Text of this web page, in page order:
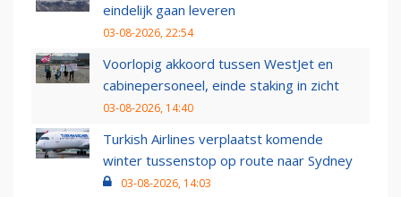
eindelijk gaan leveren
03-08-2026, 22:54
Voorlopig akkoord tussen WestJet en
cabinepersoneel, einde staking in zicht
03-08-2026, 14:40
Turkish Airlines verplaatst komende
winter tussenstop op route naar Sydney
03-08-2026, 14:03